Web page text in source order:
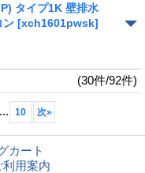
タイプ1K 壁排水
ン [xch1601pwsk]
(30件/92件)
... 10 次»
カート
利用案内